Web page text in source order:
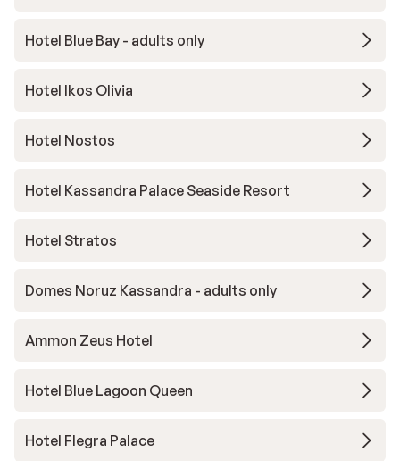
Hotel Blue Bay - adults only
Hotel Ikos Olivia
Hotel Nostos
Hotel Kassandra Palace Seaside Resort
Hotel Stratos
Domes Noruz Kassandra - adults only
Ammon Zeus Hotel
Hotel Blue Lagoon Queen
Hotel Flegra Palace